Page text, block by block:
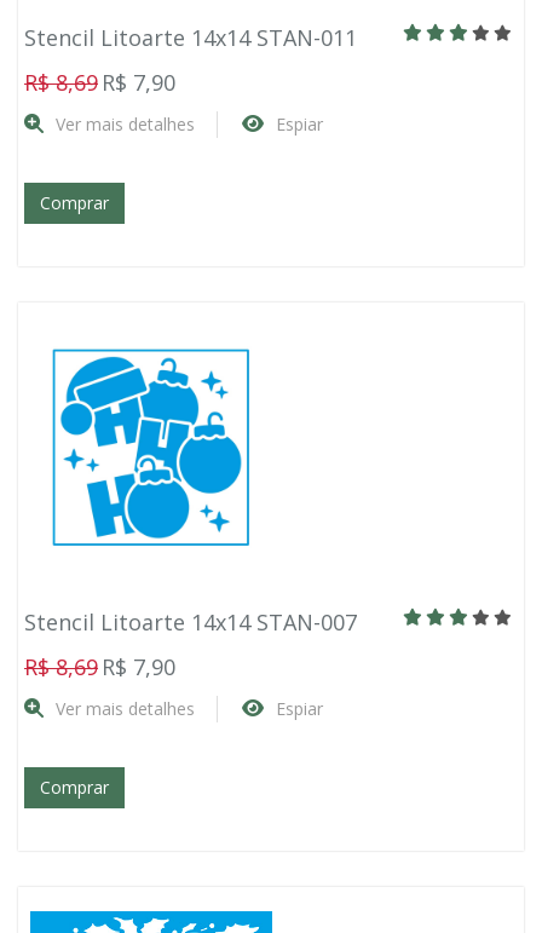
Stencil Litoarte 14x14 STAN-011
R$ 8,69 R$ 7,90
Ver mais detalhes Espiar
Comprar
Stencil Litoarte 14x14 STAN-007
R$ 8,69 R$ 7,90
Ver mais detalhes Espiar
Comprar